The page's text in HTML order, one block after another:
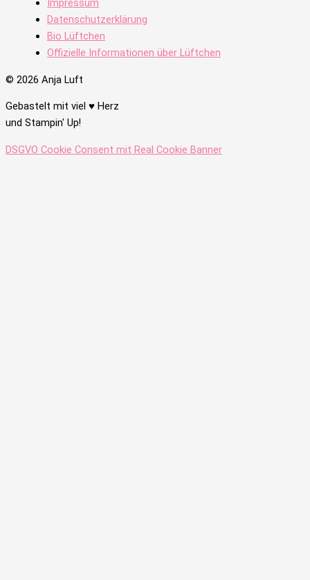
Impressum
Datenschutzerklärung
Bio Lüftchen
Offizielle Informationen über Lüftchen
© 2026 Anja Luft
Gebastelt mit viel ♥ Herz
und Stampin' Up!
DSGVO Cookie Consent mit Real Cookie Banner